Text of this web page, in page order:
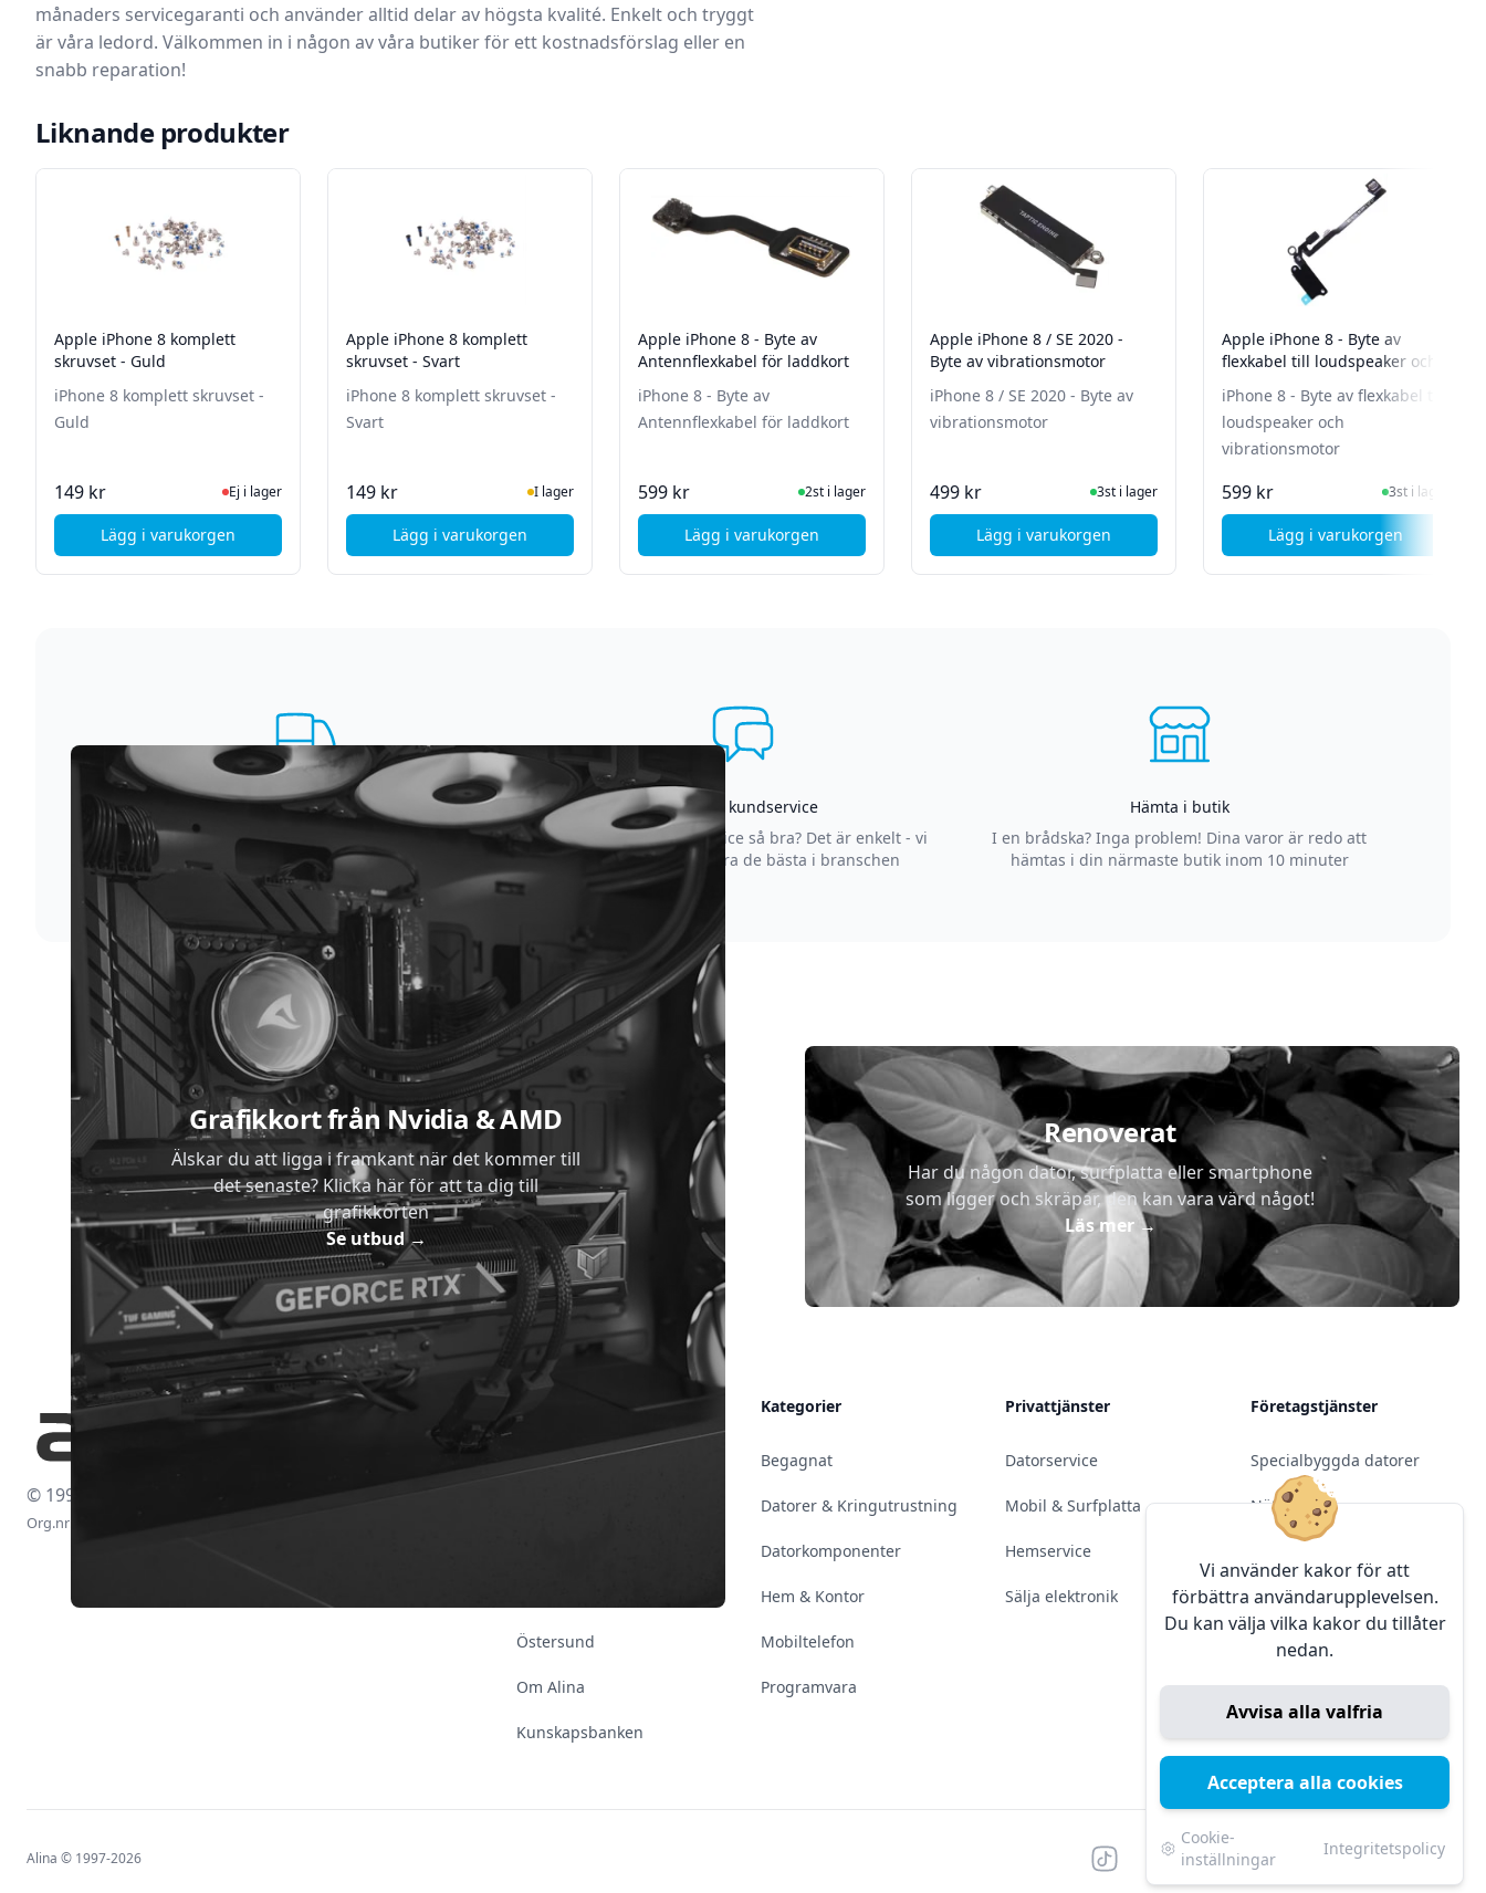
månaders servicegaranti och använder alltid delar av högsta kvalité. Enkelt och tryggt
är våra ledord. Välkommen in i någon av våra butiker för ett kostnadsförslag eller en
snabb reparation!
Liknande produkter
Apple iPhone 8 komplett
skruvset - Guld
iPhone 8 komplett skruvset -
Guld
149 kr Ej i lager, besök produktsidan för senaste status
Ej i lager
Lägg i varukorgen, Apple iPhone 8 komplett skruvset - Guld
Apple iPhone 8 komplett
skruvset - Svart
iPhone 8 komplett skruvset -
Svart
149 kr I lager
Lägg i varukorgen, Apple iPhone 8 komplett skruvset - Svart
Apple iPhone 8 - Byte av
Antennflexkabel för laddkort
iPhone 8 - Byte av
Antennflexkabel för laddkort
599 kr I Lager2st i lager
Lägg i varukorgen, Apple iPhone 8 - Byte av Antennflexkabel för laddkort
Apple iPhone 8 / SE 2020 -
Byte av vibrationsmotor
iPhone 8 / SE 2020 - Byte av
vibrationsmotor
499 kr I Lager3st i lager
Lägg i varukorgen, Apple iPhone 8 / SE 2020 - Byte av vibrationsmotor
Apple iPhone 8 - Byte av
flexkabel till loudspeaker och
iPhone 8 - Byte av flexkabel till
loudspeaker och
vibrationsmotor
599 kr I Lager3st i lager
Lägg i varukorgen
Supersnabb leverans
Vi förstår att du inte vill vänta. Därför packar och
skickar vi dina varor med blixtens hastighet
Asgrym kundservice
Varför är vår kundservice så bra? Det är enkelt - vi
strävar efter att vara de bästa i branschen
Hämta i butik
I en brådska? Inga problem! Dina varor är redo att
hämtas i din närmaste butik inom 10 minuter
Vi använder kakor för att
förbättra användarupplevelsen.
Du kan välja vilka kakor du tillåter
nedan.
Avvisa alla valfria
Acceptera alla cookies
Cookie-
inställningar
Integritetspolicy
Grafikkort från Nvidia & AMD
Älskar du att ligga i framkant när det kommer till
det senaste? Klicka här för att ta dig till
grafikkorten
Se utbud→
Renoverat
Har du någon dator, surfplatta eller smartphone
som ligger och skräpar, den kan vara värd något!
Läs mer→
© 1997-2026
Org.nr: 556438-4260
Kontakt & Öppettider
Östersund
Om Alina
Kunskapsbanken
Kategorier
Begagnat
Datorer & Kringutrustning
Datorkomponenter
Hem & Kontor
Mobiltelefon
Programvara
Privattjänster
Datorservice
Mobil & Surfplatta
Hemservice
Sälja elektronik
Företagstjänster
Specialbyggda datorer
Nätverk
Programvara
Server & Backup
Konferens & Public Display
Sälja elektronik
Tiktok FacebookInstagramYouTube Mörkt läge
Alina © 1997-2026